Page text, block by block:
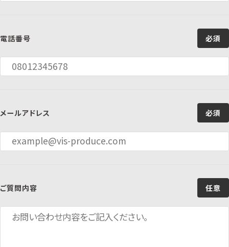
電話番号 必須
メールアドレス 必須
ご質問内容 任意